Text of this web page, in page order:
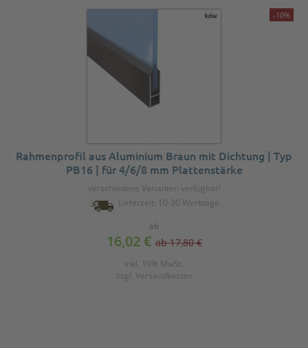
-10%
Rahmenprofil aus Aluminium Braun mit Dichtung | Typ
PB16 | für 4/6/8 mm Plattenstärke
verschiedene Varianten verfügbar!
Lieferzeit: 10-30 Werktage
ab
16,02 €ab 17,80 €
inkl. 19% MwSt.
zzgl. Versandkosten